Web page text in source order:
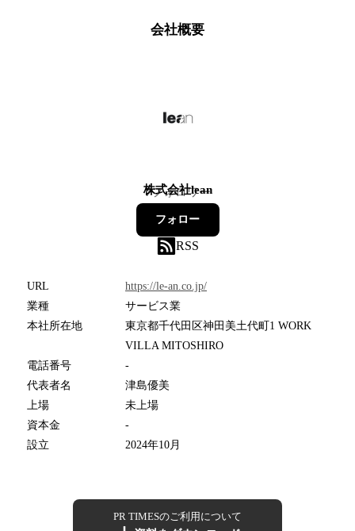
会社概要
株式会社lean
7フォロワー
フォロー
RSS
URL
https://le-an.co.jp/
業種
サービス業
本社所在地
東京都千代田区神田美土代町1 WORK
VILLA MITOSHIRO
電話番号
-
代表者名
津島優美
上場
未上場
資本金
-
設立
2024年10月
PR TIMESのご利用について